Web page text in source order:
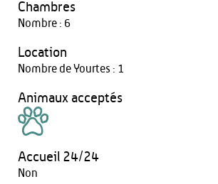
Chambres
Nombre : 6
Location
Nombre de Yourtes : 1
Animaux acceptés
Accueil 24/24
Non